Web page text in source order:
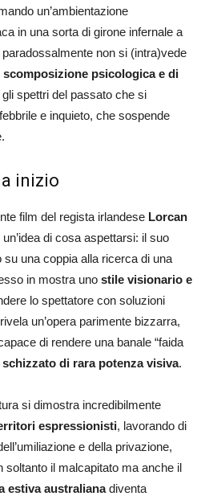
un’ambientazione
in una sorta di girone infernale a
non si (intra)vede
scomposizione psicologica e di
spettri del passato che si
e inquieto, che sospende
inizio
film del regista irlandese Lorcan
di cosa aspettarsi: il suo
su una coppia alla ricerca di una
in mostra uno stile visionario e
lo spettatore con soluzioni
un’opera parimente bizzarra,
di rendere una banale “faida
di rara potenza visiva.
si dimostra incredibilmente
espressionisti, lavorando di
e della privazione,
soltanto il malcapitato ma anche il
estiva australianadiventa